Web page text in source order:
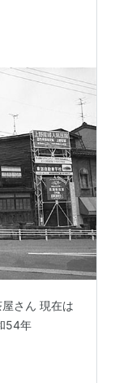
さん 現在は
54年